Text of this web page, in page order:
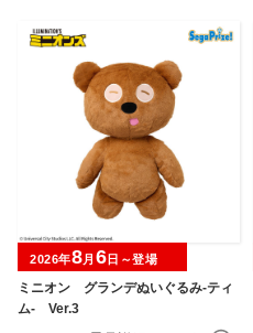
ミニオン グランデぬいぐるみ‐ティ
ム‐ Ver.3
2026年8月 6 日～登場